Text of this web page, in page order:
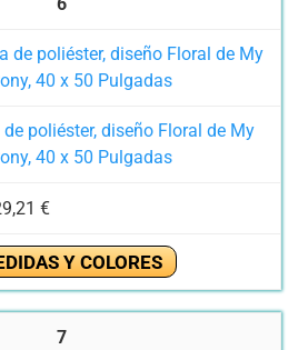
6
poliéster, diseño Floral de My
40 x 50 Pulgadas
€
Y COLORES
7